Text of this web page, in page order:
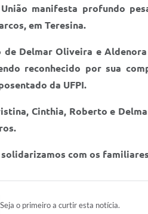
manifesta profundo
em Teresina.
Delmar Oliveira e
reconhecido por sua
da UFPI.
Cinthia, Roberto e
com os
Seja o primeiro a curtir esta notícia.